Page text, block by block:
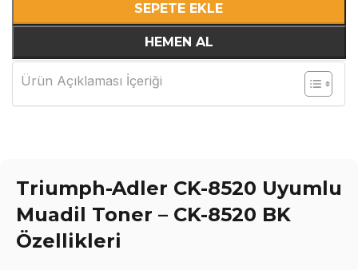
SEPETE EKLE
HEMEN AL
Ürün Açıklaması İçeriği
Triumph-Adler CK-8520 Uyumlu
Muadil Toner – CK-8520 BK
Özellikleri